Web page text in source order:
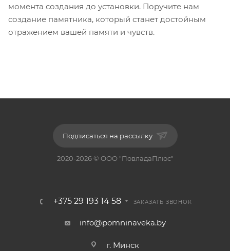
момента создания до установки. Поручите нам
создание памятника, который станет достойным
отражением вашей памяти и чувств.
Подписаться на рассылку
2020-2026 © ООО "ПовладаПлюс"
+375 29 193 14 58 ЗАКАЗАТЬ ЗВОНОК
info@pomninaveka.by
г. Минск